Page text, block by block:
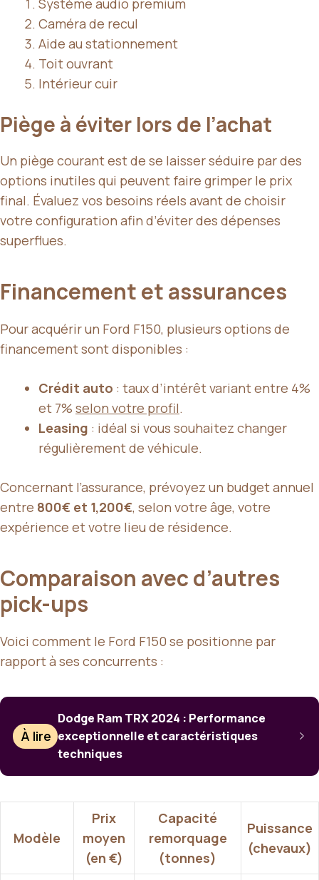
Caméra de recul
Aide au stationnement
Toit ouvrant
Intérieur cuir
Piège à éviter lors de l’achat
Un piège courant est de se laisser séduire par des
options inutiles qui peuvent faire grimper le prix
final. Évaluez vos besoins réels avant de choisir
votre configuration afin d’éviter des dépenses
superflues.
Financement et assurances
Pour acquérir un Ford F150, plusieurs options de
financement sont disponibles :
Crédit auto : taux d’intérêt variant entre 4%
et 7% selon votre profil.
Leasing : idéal si vous souhaitez changer
régulièrement de véhicule.
Concernant l’assurance, prévoyez un budget annuel
entre 800€ et 1,200€, selon votre âge, votre
expérience et votre lieu de résidence.
Comparaison avec d’autres
pick-ups
Voici comment le Ford F150 se positionne par
rapport à ses concurrents :
À lire
Dodge Ram TRX 2024 : Performance
exceptionnelle et caractéristiques
techniques
Modèle
Prix
moyen
(en €)
Capacité
remorquage
(tonnes)
Puissance
(chevaux)